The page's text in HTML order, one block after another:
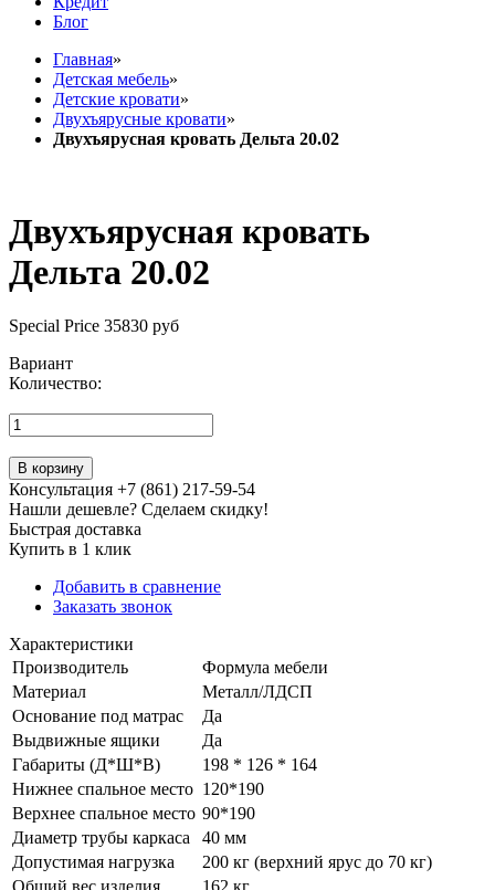
Блог
Главная»
Детская мебель»
Детские кровати»
Двухъярусные кровати»
Двухъярусная кровать Дельта 20.02
Двухъярусная кровать
Дельта 20.02
Special Price 35830 руб
Вариант
Количество:
В корзину
Консультация +7 (861) 217-59-54
Нашли дешевле? Сделаем скидку!
Быстрая доставка
Купить в 1 клик
Добавить в сравнение
Заказать звонок
Характеристики
Производитель
Формула мебели
Материал
Металл/ЛДСП
Основание под матрас
Да
Выдвижные ящики
Да
Габариты (Д*Ш*В)
198 * 126 * 164
Нижнее спальное место 120*190
Верхнее спальное место 90*190
Диаметр трубы каркаса
40 мм
Допустимая нагрузка
200 кг (верхний ярус до 70 кг)